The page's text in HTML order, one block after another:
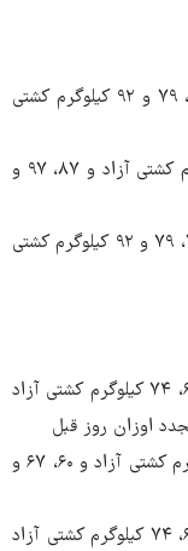
ساعت ۱۲ تا ۱۶: مسابقات مقدماتی اوزان ۶۱، ۷۰، ۷۹ و ۹۲ کیلوگرم کشتی
ساعت ۱۶: قرعه کشی اوزان ۵۷، ۶۵، ۷۴ کیلوگرم کشتی آزاد و ۸۷، ۹۷ و
ساعت ۱۸:۳۰: رقابت‌های نیمه نهایی اوزان ۶۱، ۷۰، ۷۹ و ۹۲ کیلوگرم کشتی
ساعت ۱۲ تا ۱۶: مسابقات مقدماتی اوزان ۵۷، ۶۵، ۷۴ کیلوگرم کشتی آزاد
ساعت ۱۶: قرعه کشی اوزان ۸۶، ۹۷ و ۱۲۵ کیلوگرم کشتی آزاد و ۶۰، ۶۷ و
ساعت ۱۸:۳۰: مسابقات نیمه نهایی اوزان ۵۷، ۶۵، ۷۴ کیلوگرم کشتی آزاد